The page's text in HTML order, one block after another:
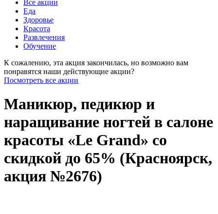
Все акции
Еда
Здоровье
Красота
Развлечения
Обучение
К сожалению, эта акция закончилась, но возможно вам
понравятся наши действующие акции?
Посмотреть все акции
Маникюр, педикюр и
наращивание ногтей в салоне
красоты «Le Grand» со
скидкой до 65% (Красноярск,
акция №2676)